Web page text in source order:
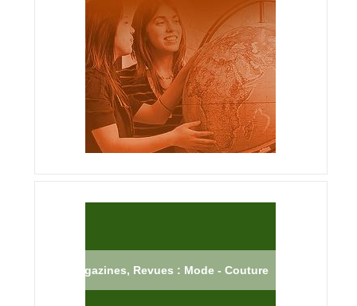
Magazines, Revues : Mode - Couture